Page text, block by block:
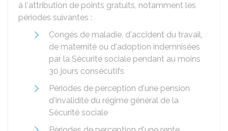
à l'attribution de points gratuits, notamment les
périodes suivantes :
Congés de maladie, d'accident du travail,
de maternité ou d'adoption indemnisées
par la Sécurité sociale pendant au moins
30 jours consécutifs
Périodes de perception d'une pension
d'invalidité du régime général de la
Sécurité sociale